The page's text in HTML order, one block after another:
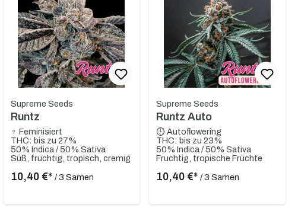
Supreme Seeds
Runtz
♀ Feminisiert
THC: bis zu 27%
50% Indica / 50% Sativa
Süß, fruchtig, tropisch, cremig
10,40 €* / 3 Samen
Supreme Seeds
Runtz Auto
⏱ Autoflowering
THC: bis zu 23%
50% Indica / 50% Sativa
Fruchtig, tropische Früchte
10,40 €*/ 3 Samen